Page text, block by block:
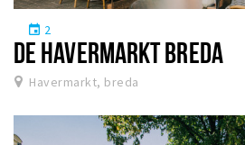
event 2
DE HAVERMARKT BREDA
Havermarkt, breda